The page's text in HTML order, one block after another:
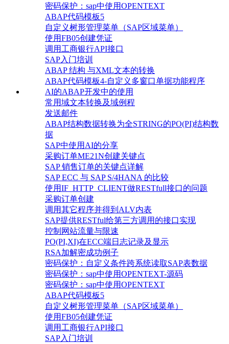
密码保护：sap中使用OPENTEXT
ABAP代码模板5
自定义树形管理菜单（SAP区域菜单）
使用FB05创建凭证
调用工商银行API接口
SAP入门培训
ABAP 结构 与XML文本的转换
ABAP代码模板4-自定义多窗口单据功能程序
AI的ABAP开发中的使用
常用域文本转换及域例程
发送邮件
ABAP结构数据转换为全STRING的PO(PI)结构数
据
SAP中使用AI的分享
采购订单ME21N创建关键点
SAP 销售订单的关键点详解
SAP ECC 与 SAP S/4HANA 的比较
使用IF_HTTP_CLIENT做RESTfull接口的问题
采购订单创建
调用其它程序并得到ALV内表
SAP提供RESTful给第三方调用的接口实现
控制网站流量与限速
PO(PI,XI)在ECC端日志记录及显示
RSA加解密成功例子
密码保护：自定义条件跨系统读取SAP表数据
密码保护：sap中使用OPENTEXT-源码
密码保护：sap中使用OPENTEXT
ABAP代码模板5
自定义树形管理菜单（SAP区域菜单）
使用FB05创建凭证
调用工商银行API接口
SAP入门培训